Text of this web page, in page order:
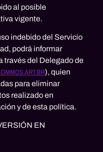
al posible
vigente.
indebido del Servicio
podrá informar
través del Delegado de
), quien
para eliminar
realizado en
y de esta política.
EN